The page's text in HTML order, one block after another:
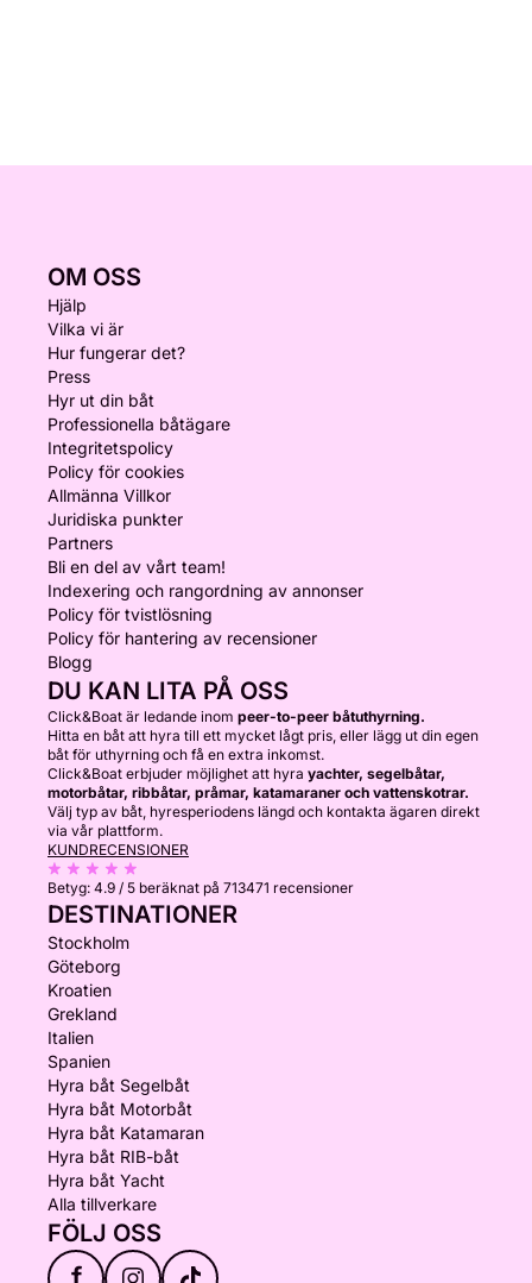
OM OSS
Hjälp
Vilka vi är
Hur fungerar det?
Press
Hyr ut din båt
Professionella båtägare
Integritetspolicy
Policy för cookies
Allmänna Villkor
Juridiska punkter
Partners
Bli en del av vårt team!
Indexering och rangordning av annonser
Policy för tvistlösning
Policy för hantering av recensioner
Blogg
DU KAN LITA PÅ OSS
Click&Boat är ledande inom peer-to-peer båtuthyrning.
Hitta en båt att hyra till ett mycket lågt pris, eller lägg ut din egen
båt för uthyrning och få en extra inkomst.
Click&Boat erbjuder möjlighet att hyra yachter, segelbåtar,
motorbåtar, ribbåtar, pråmar, katamaraner och vattenskotrar.
Välj typ av båt, hyresperiodens längd och kontakta ägaren direkt
via vår plattform.
KUNDRECENSIONER
Betyg: 4.9 / 5 beräknat på 713471 recensioner
DESTINATIONER
Stockholm
Göteborg
Kroatien
Grekland
Italien
Spanien
Hyra båt Segelbåt
Hyra båt Motorbåt
Hyra båt Katamaran
Hyra båt RIB-båt
Hyra båt Yacht
Alla tillverkare
FÖLJ OSS